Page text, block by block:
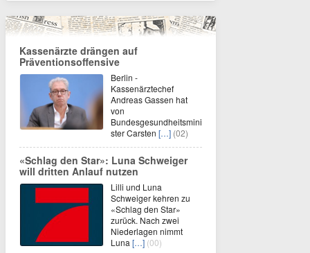
Kassenärzte drängen auf
Präventionsoffensive
Berlin -
Kassenärztechef
Andreas Gassen hat
von
Bundesgesundheitsmini
ster Carsten […] (02)
«Schlag den Star»: Luna Schweiger
will dritten Anlauf nutzen
Lilli und Luna
Schweiger kehren zu
«Schlag den Star»
zurück. Nach zwei
Niederlagen nimmt
Luna […] (00)